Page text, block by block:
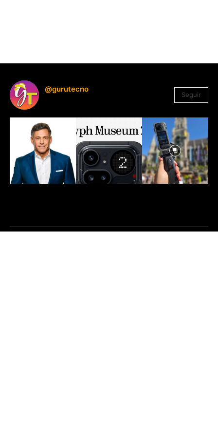
@gurutecno
Seguir